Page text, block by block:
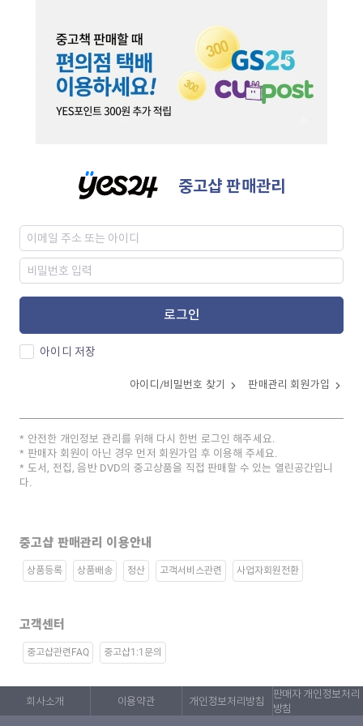
중고샵 판매관리
로그인
아이디 저장
아이디/비밀번호 찾기 판매관리 회원가입
안전한 개인정보 관리를 위해 다시 한번 로그인 해주세요.
판매자 회원이 아닌 경우 먼저 회원가입 후 이용해 주세요.
도서, 전집, 음반 DVD의 중고상품을 직접 판매할 수 있는 열린공간입니
다.
중고샵 판매관리 이용안내
상품등록 상품배송 정산 고객서비스관련 사업자회원전환
고객센터
중고샵관련FAQ 중고샵1:1문의
회사소개 이용약관 개인정보처리방침
판매자 개인정보처리
방침